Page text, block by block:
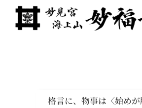
格言に、物事は〈始め